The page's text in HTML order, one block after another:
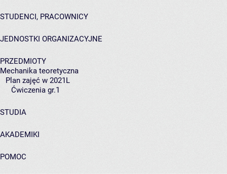
STUDENCI, PRACOWNICY
JEDNOSTKI ORGANIZACYJNE
PRZEDMIOTY
Mechanika teoretyczna
Plan zajęć w 2021L
Ćwiczenia gr.1
STUDIA
AKADEMIKI
POMOC